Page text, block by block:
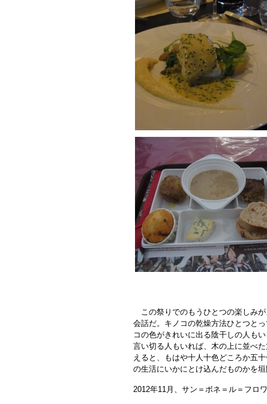
この祭りでのもうひとつの楽しみ
会話だ。キノコの乾燥方法ひとつと
コの色がきれいに出る陰干しの人も
言い切る人もいれば、木の上に並べ
えると、もはや十人十色どころか五
の生活にいかにとけ込んだものかを垣
2012年11月、サン＝ボネ＝ル＝フロワ